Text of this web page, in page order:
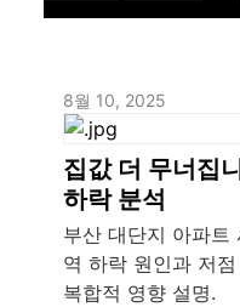
8월 10, 2025
집값 더 무너집
하락 분석
부산 대단지 아파트
역 하락 원인과 저
복합적 영향 설명.